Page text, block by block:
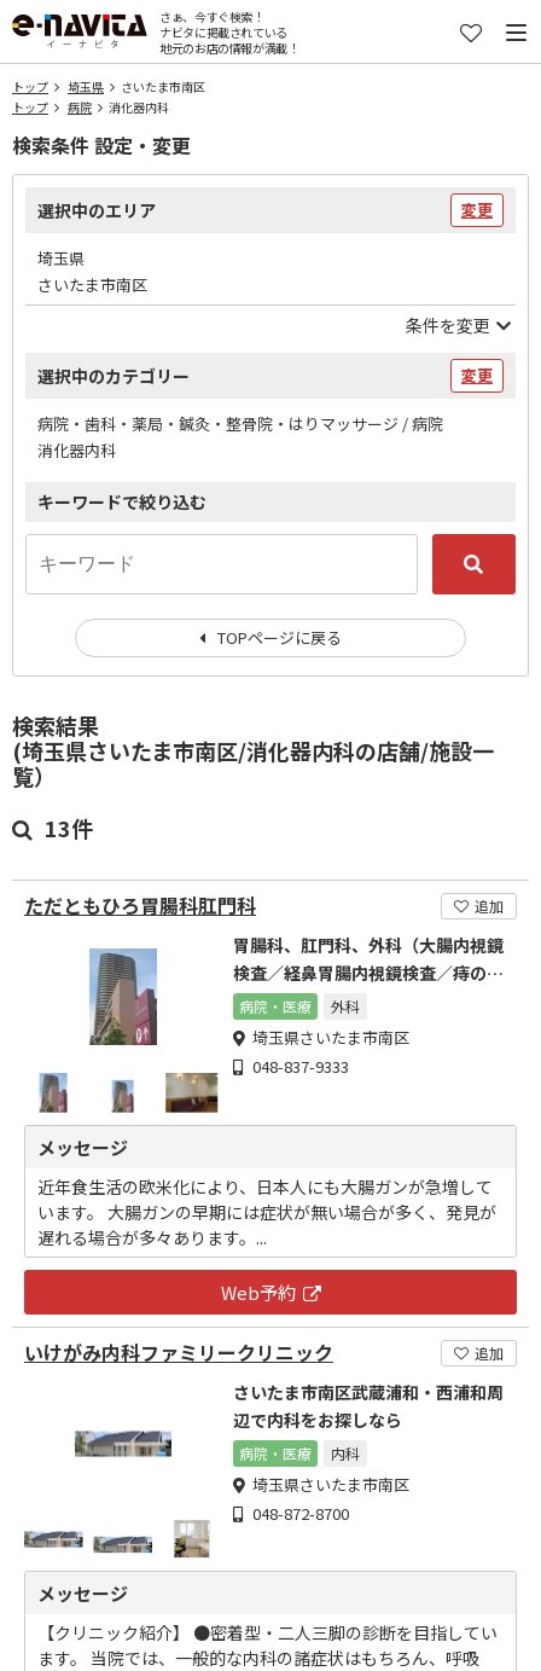
さぁ、今すぐ検索！
ナビタに掲載されている
地元のお店の情報が満載！
トップ 埼玉県
さいたま市南区
トップ
病院 消化器内科
検索結果
(埼玉県さいたま市南区/消化器内科の店舗/施設一
覧）
13件
ただともひろ胃腸科肛門科 追加
胃腸科、肛門科、外科（大腸内視鏡
検査／経鼻胃腸内視鏡検査／痔の日
帰り手術）
病院・医療 外科
埼玉県さいたま市南区
048-837-9333
メッセージ
近年食生活の欧米化により、日本人にも大腸ガンが急増して
います。 大腸ガンの早期には症状が無い場合が多く、発見が
遅れる場合が多々あります。...
Web予約
いけがみ内科ファミリークリニック 追加
さいたま市南区武蔵浦和・西浦和周
辺で内科をお探しなら
病院・医療 内科
埼玉県さいたま市南区
048-872-8700
メッセージ
【クリニック紹介】 ●密着型・二人三脚の診断を目指してい
ます。 当院では、一般的な内科の諸症状はもちろん、呼吸
検索条件 設定・変更
選択中のエリア 変更
埼玉県
さいたま市南区
条件を変更
選択中のカテゴリー 変更
病院・歯科・薬局・鍼灸・整骨院・はりマッサージ / 病院
消化器内科
キーワードで絞り込む
TOPページに戻る